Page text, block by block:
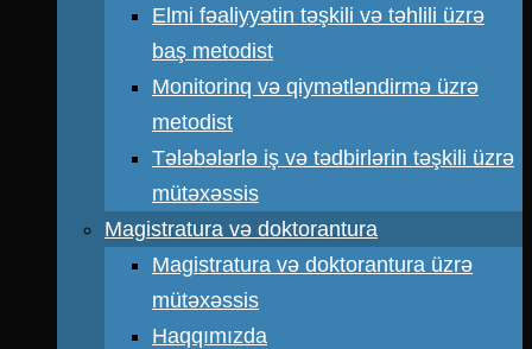
Elmi fəaliyyətin təşkili və təhlili üzrə
baş metodist
Monitorinq və qiymətləndirmə üzrə
metodist
Tələbələrlə iş və tədbirlərin təşkili üzrə
mütəxəssis
Magistratura və doktorantura
Magistratura və doktorantura üzrə
mütəxəssis
Haqqımızda